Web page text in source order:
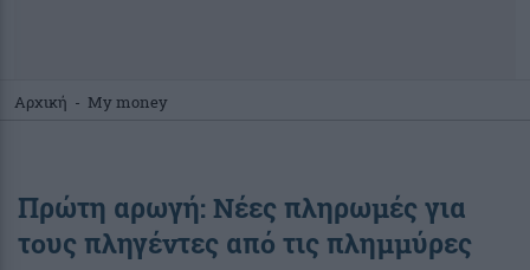
Αρχική - My money
Πρώτη αρωγή: Νέες πληρωμές για
τους πληγέντες από τις πλημμύρες